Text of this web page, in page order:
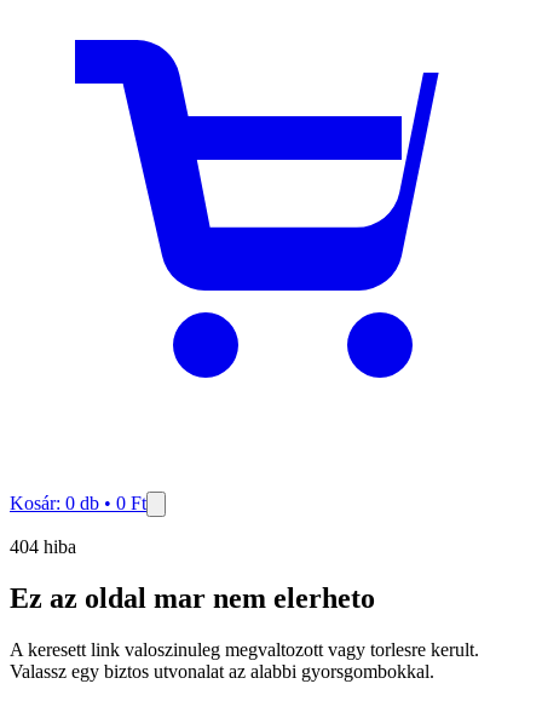
Kosár: 0 db • 0 Ft
404 hiba
Ez az oldal mar nem elerheto
A keresett link valoszinuleg megvaltozott vagy torlesre kerult.
Valassz egy biztos utvonalat az alabbi gyorsgombokkal.